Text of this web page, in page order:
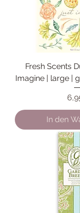
Fresh Scents
Imagine | large |
In den